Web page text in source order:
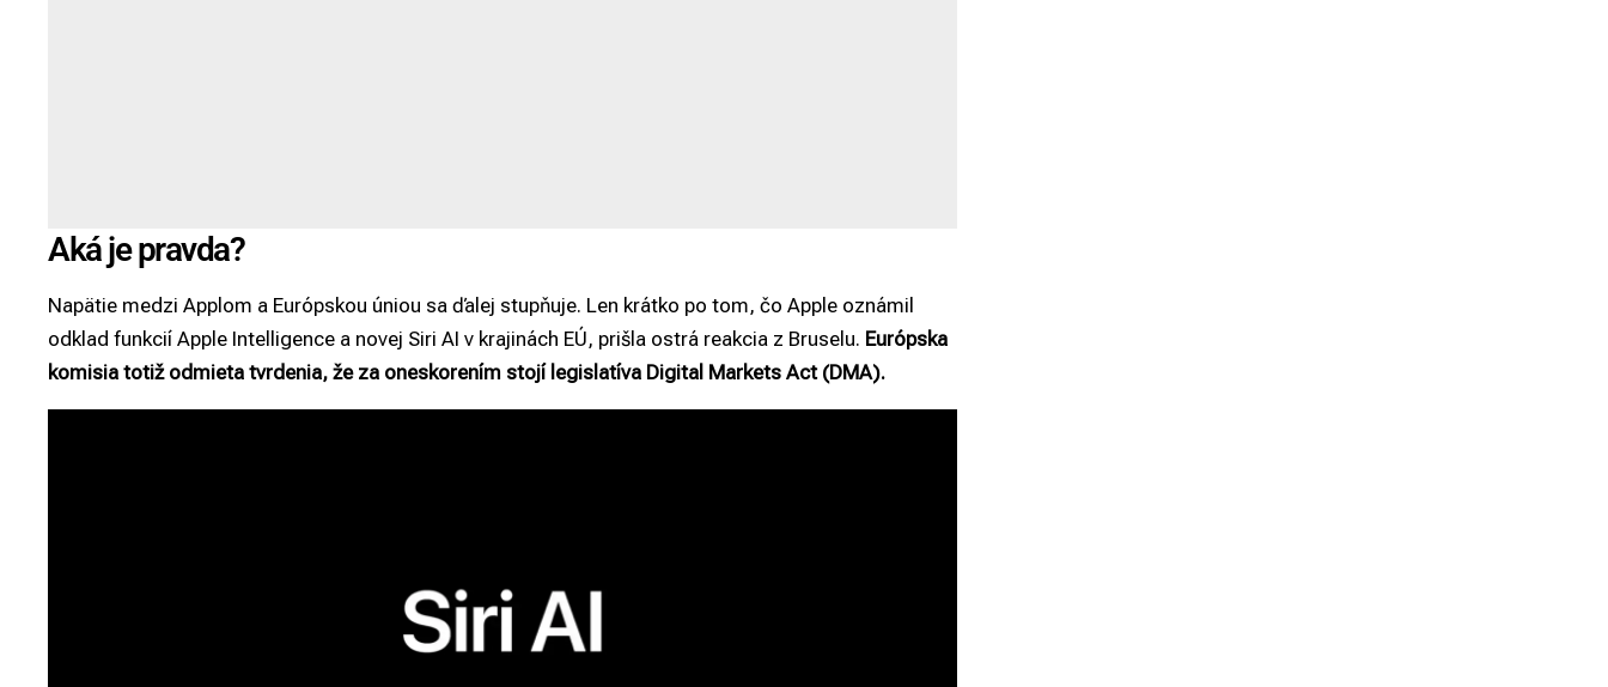
Aká je pravda?
Napätie medzi Applom a Európskou úniou sa ďalej stupňuje. Len krátko po tom, čo Apple oznámil
odklad funkcií Apple Intelligence a novej Siri AI v krajinách EÚ, prišla ostrá reakcia z Bruselu. Európska
komisia totiž odmieta tvrdenia, že za oneskorením stojí legislatíva Digital Markets Act (DMA).